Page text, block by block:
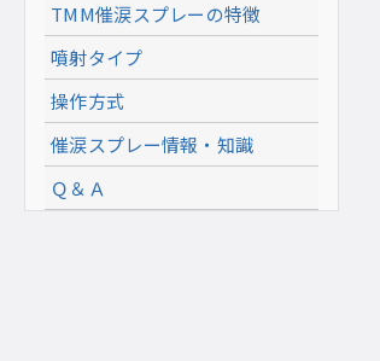
TMM催涙スプレーの特徴
噴射タイプ
操作方式
催涙スプレー情報・知識
Ｑ＆Ａ